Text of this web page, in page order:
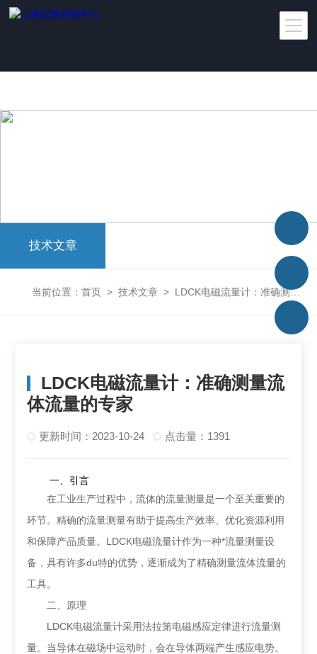
太阳城官网
技术文章
当前位置： 首页 > 技术文章 > LDCK电磁流量计：准确测量流体流量的专家
LDCK电磁流量计：准确测量流
体流量的专家
更新时间：2023-10-24 点击量：1391
一、引言
在工业生产过程中，流体的流量测量是一个至关重要的
环节。精确的流量测量有助于提高生产效率、优化资源利用
和保障产品质量。LDCK电磁流量计作为一种*流量测量设
备，具有许多du特的优势，逐渐成为了精确测量流体流量的
工具。
二、原理
LDCK电磁流量计采用法拉第电磁感应定律进行流量测
量。当导体在磁场中运动时，会在导体两端产生感应电势。